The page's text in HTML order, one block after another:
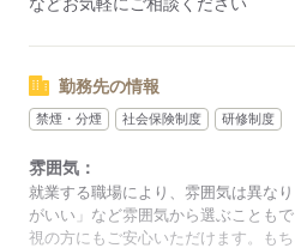
勤務先の情報
禁煙・分煙 社会保険制度 研修制度
雰囲気：
就業する職場により、雰囲気は異な
がいい」など雰囲気から選ぶことも
視の方にもご安心いただけます。も